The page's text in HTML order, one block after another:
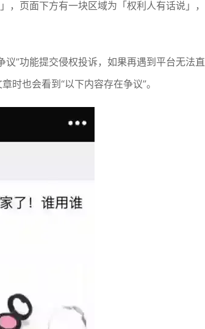
，页面下方有一块区域为「权利人有话说」，
”功能提交侵权投诉，如果再遇到平台无法直
时也会看到“以下内容存在争议”。